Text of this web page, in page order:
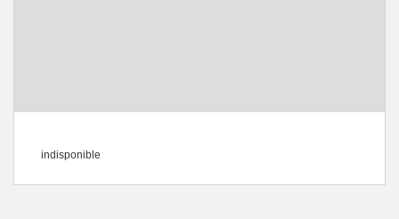
indisponible